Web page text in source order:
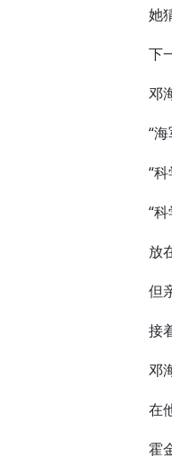
她猜
下一
邓海
“海军
“科学
“科学
放在
但亲
接着
邓海
在他
霍金